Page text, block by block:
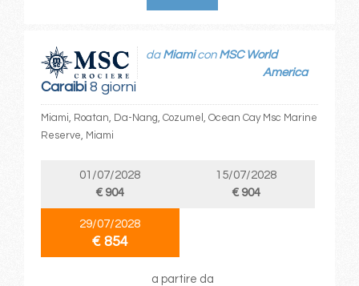
Caraibi8 giorni
da Miamicon MSC World
America
Miami, Roatan, Da-Nang, Cozumel, Ocean Cay Msc Marine
Reserve, Miami
01/07/2028
€ 904
15/07/2028
€ 904
29/07/2028
€ 854
a partire da